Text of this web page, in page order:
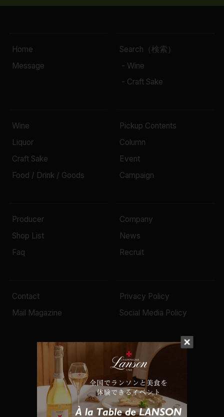
Home
Message
Search（検索）
- Wine
- Craft Sake
Wine
Liquor
Craft Sake
Food / Drink / Goods
Pickup Contents
Column
Event
Campaign
Producer
Shop List
Faq
Company
News
Recruit
Contact
Mail Magazine
Privacy Policy
Social Media Policy
© 2022 Mottox inc.